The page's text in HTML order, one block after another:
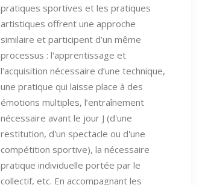
pratiques sportives et les pratiques
artistiques offrent une approche
similaire et participent d’un même
processus : l'apprentissage et
l’acquisition nécessaire d’une technique,
une pratique qui laisse place à des
émotions multiples, l’entraînement
nécessaire avant le jour J (d'une
restitution, d'un spectacle ou d'une
compétition sportive), la nécessaire
pratique individuelle portée par le
collectif, etc. En accompagnant les